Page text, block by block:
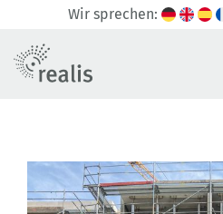
Wir sprechen: